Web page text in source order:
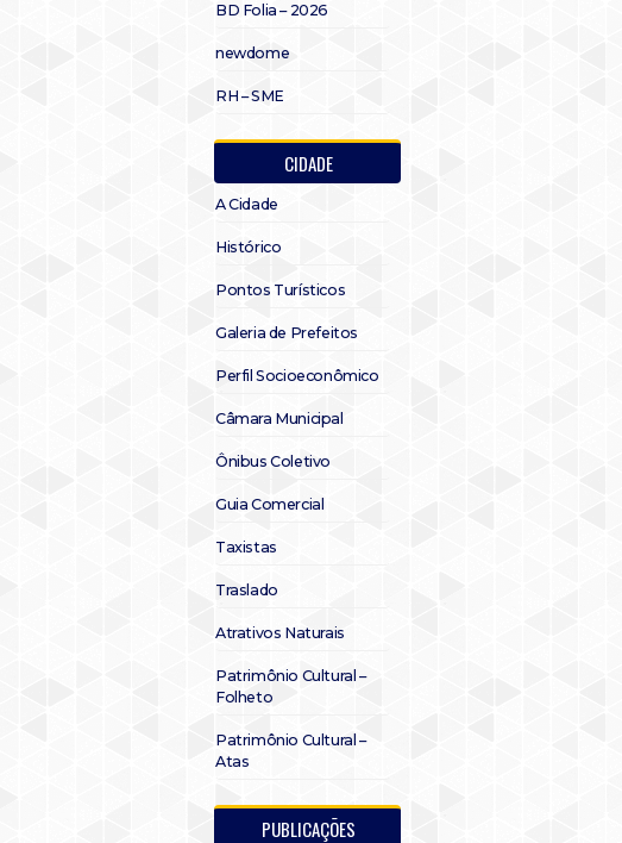
BD Folia – 2026
newdome
RH – SME
CIDADE
A Cidade
Histórico
Pontos Turísticos
Galeria de Prefeitos
Perfil Socioeconômico
Câmara Municipal
Ônibus Coletivo
Guia Comercial
Taxistas
Traslado
Atrativos Naturais
Patrimônio Cultural –
Folheto
Patrimônio Cultural –
Atas
PUBLICAÇÕES